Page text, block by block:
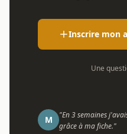
Inscrire mon
Une
M
"En 3 semaines
grâce à ma fiche."